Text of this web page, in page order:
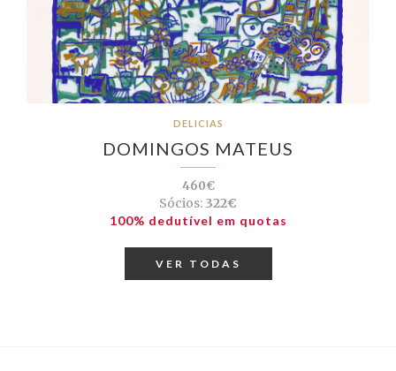
DELICIAS
DOMINGOS MATEUS
460€
Sócios: 322€
100% dedutível em quotas
VER TODAS